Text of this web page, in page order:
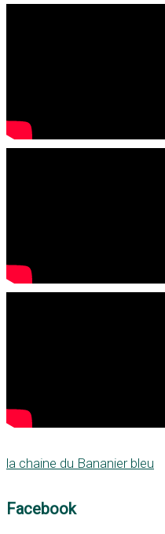
la chaine du Bananier bleu
Facebook